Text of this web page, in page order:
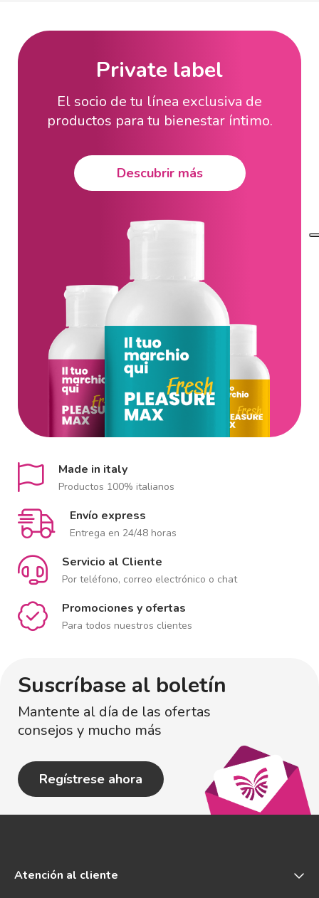
Private label
El socio de tu línea exclusiva de
productos para tu bienestar íntimo.
Descubrir más
Made in italy
Productos 100% italianos
Envío express
Entrega en 24/48 horas
Servicio al Cliente
Por teléfono, correo electrónico o chat
Promociones y ofertas
Para todos nuestros clientes
Suscríbase al boletín
Mantente al día de las ofertas
consejos y mucho más
Regístrese ahora
Atención al cliente